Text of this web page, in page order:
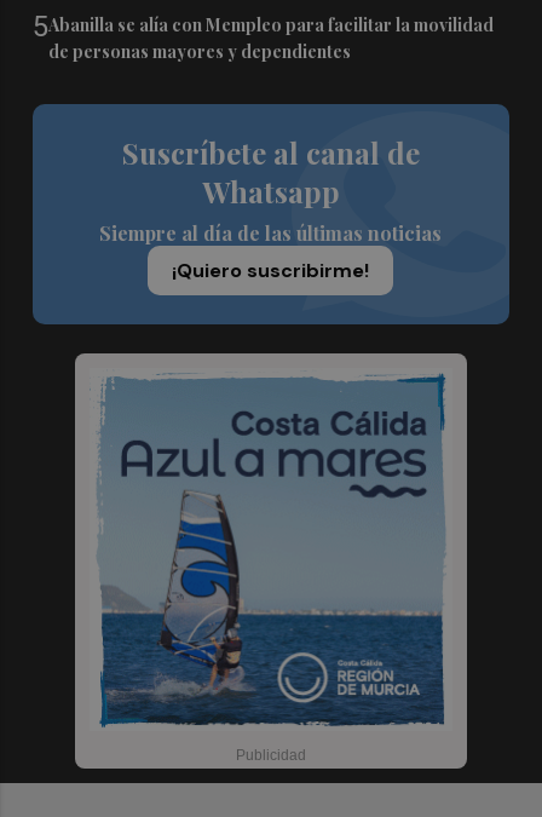
5Abanilla se alía con Mempleo para facilitar la movilidad
de personas mayores y dependientes
Suscríbete al canal de
Whatsapp
Siempre al día de las últimas noticias
¡Quiero suscribirme!